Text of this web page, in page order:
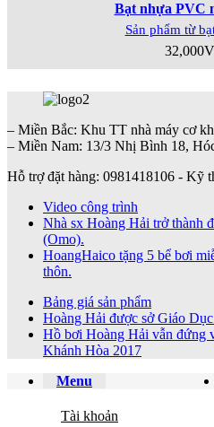
Bạt nhựa PVC
Sản phẩm từ
32,000
– Miền Bắc: Khu TT nhà máy cơ
– Miền Nam: 13/3 Nhị Bình 18,
Hỗ trợ đặt hàng: 0981418106 - Kỹ
Video công trình
Nhà sx Hoàng Hải trở thành
(Omo).
HoangHaico tặng 5 bể bơi
thôn.
Bảng giá sản phẩm
Hoàng Hải được sở Giáo
Hồ bơi Hoàng Hải vẫn đứng
Khánh Hòa 2017
Menu
Tài khoản